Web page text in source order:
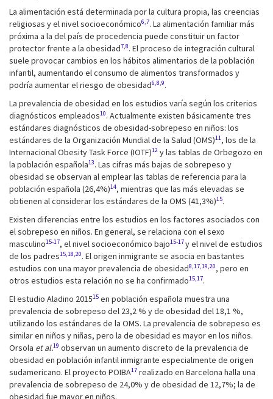
La alimentación está determinada por la cultura propia, las creencias
religiosas y el nivel socioeconómico6,7. La alimentación familiar más
próxima a la del país de procedencia puede constituir un factor
protector frente a la obesidad7,8. El proceso de integración cultural
suele provocar cambios en los hábitos alimentarios de la población
infantil, aumentando el consumo de alimentos transformados y
podría aumentar el riesgo de obesidad6,8,9.
La prevalencia de obesidad en los estudios varía según los criterios
diagnósticos empleados10. Actualmente existen básicamente tres
estándares diagnósticos de obesidad-sobrepeso en niños: los
estándares de la Organización Mundial de la Salud (OMS)11, los de la
Internacional Obesity Task Force (IOTF)12 y las tablas de Orbegozo en
la población española13. Las cifras más bajas de sobrepeso y
obesidad se observan al emplear las tablas de referencia para la
población española (26,4%)14, mientras que las más elevadas se
obtienen al considerar los estándares de la OMS (41,3%)15.
Existen diferencias entre los estudios en los factores asociados con
el sobrepeso en niños. En general, se relaciona con el sexo
masculino15-17, el nivel socioeconómico bajo15-17y el nivel de estudios
de los padres15,18,20. El origen inmigrante se asocia en bastantes
estudios con una mayor prevalencia de obesidad8,17,19,20, pero en
otros estudios esta relación no se ha confirmado15,17.
El estudio Aladino 201515 en población española muestra una
prevalencia de sobrepeso del 23,2 % y de obesidad del 18,1 %,
utilizando los estándares de la OMS. La prevalencia de sobrepeso es
similar en niños y niñas, pero la de obesidad es mayor en los niños.
Orsola et al.19 observan un aumento discreto de la prevalencia de
obesidad en población infantil inmigrante especialmente de origen
sudamericano. El proyecto POIBA17 realizado en Barcelona halla una
prevalencia de sobrepeso de 24,0% y de obesidad de 12,7%; la de
obesidad fue mayor en niños.